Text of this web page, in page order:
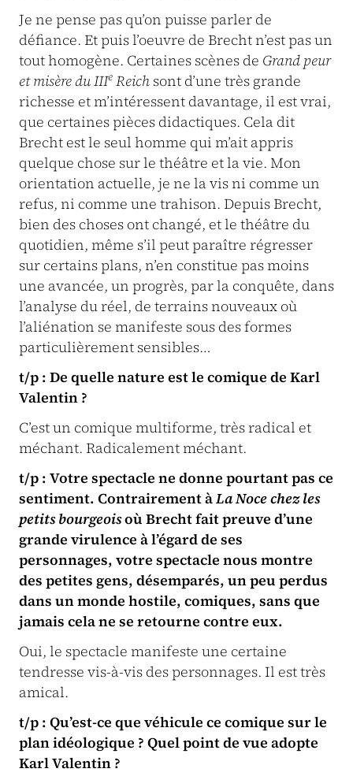
Je ne pense pas qu’on puisse parler de
défiance. Et puis l’oeuvre de Brecht n’est pas un
tout homogène. Certaines scènes de Grand peur
et misère du IIIe Reich sont d’une très grande
richesse et m’intéressent davantage, il est vrai,
que certaines pièces didactiques. Cela dit
Brecht est le seul homme qui m’ait appris
quelque chose sur le théâtre et la vie. Mon
orientation actuelle, je ne la vis ni comme un
refus, ni comme une trahison. Depuis Brecht,
bien des choses ont changé, et le théâtre du
quotidien, même s’il peut paraître régresser
sur certains plans, n’en constitue pas moins
une avancée, un progrès, par la conquête, dans
l’analyse du réel, de terrains nouveaux où
l’aliénation se manifeste sous des formes
particulièrement sensibles…
t/p : De quelle nature est le comique de Karl
Valentin ?
C’est un comique multiforme, très radical et
méchant. Radicalement méchant.
t/p : Votre spectacle ne donne pourtant pas ce
sentiment. Contrairement àLa Noce chez les
petits bourgeoisoù Brecht fait preuve d’une
grande virulence à l’égard de ses
personnages, votre spectacle nous montre
des petites gens, désemparés, un peu perdus
dans un monde hostile, comiques, sans que
jamais cela ne se retourne contre eux.
Oui, le spectacle manifeste une certaine
tendresse vis-à-vis des personnages. Il est très
amical.
t/p : Qu’est-ce que véhicule ce comique sur le
plan idéologique ? Quel point de vue adopte
Karl Valentin ?